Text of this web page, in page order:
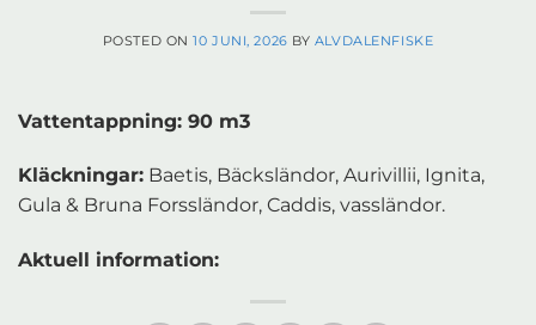
POSTED ON10 JUNI, 2026 BY ALVDALENFISKE
Vattentappning: 90 m3
Kläckningar: Baetis, Bäcksländor, Aurivillii, Ignita,
Gula & Bruna Forssländor, Caddis, vassländor.
Aktuell information: